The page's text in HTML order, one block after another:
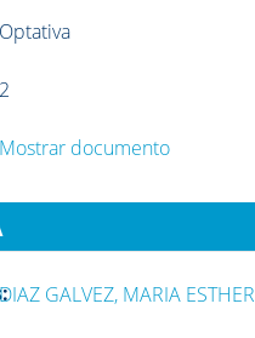
Optativa
2
Mostrar documento
DIAZ GALVEZ, MARIA ESTHER